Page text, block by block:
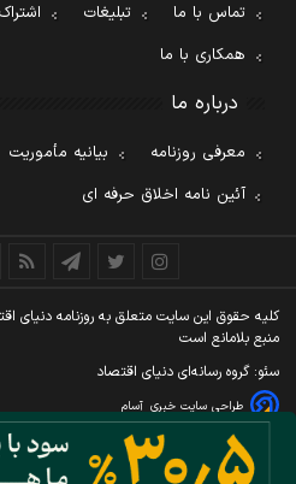
تماس با ما تبلیغات اشتراک
همکاری با ما
درباره ما
معرفی روزنامه
بیانیه مأموریت
آئین نامه اخلاق حرفه ای
کليه حقوق اين سايت متعلق به روزنامه دنيای
منبع بلامانع است
سئو: گروه رسانه‌ای دنیای اقتصاد
طراحی سایت خبری آسام